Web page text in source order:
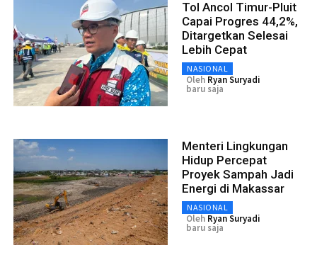
Tol Ancol Timur-Pluit
Capai Progres 44,2%,
Ditargetkan Selesai
Lebih Cepat
NASIONAL
Oleh Ryan Suryadi
baru saja
Menteri Lingkungan
Hidup Percepat
Proyek Sampah Jadi
Energi di Makassar
NASIONAL
Oleh Ryan Suryadi
baru saja